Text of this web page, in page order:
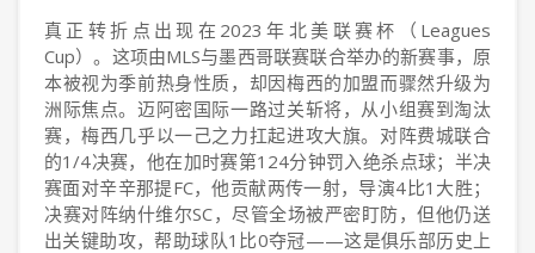
真正转折点出现在2023年北美联赛杯（Leagues
Cup）。这项由MLS与墨西哥联赛联合举办的新赛事，原
本被视为季前热身性质，却因梅西的加盟而骤然升级为
洲际焦点。迈阿密国际一路过关斩将，从小组赛到淘汰
赛，梅西几乎以一己之力扛起进攻大旗。对阵费城联合
的1/4决赛，他在加时赛第124分钟罚入绝杀点球；半决
赛面对辛辛那提FC，他贡献两传一射，导演4比1大胜；
决赛对阵纳什维尔SC，尽管全场被严密盯防，但他仍送
出关键助攻，帮助球队1比0夺冠——这是俱乐部历史上